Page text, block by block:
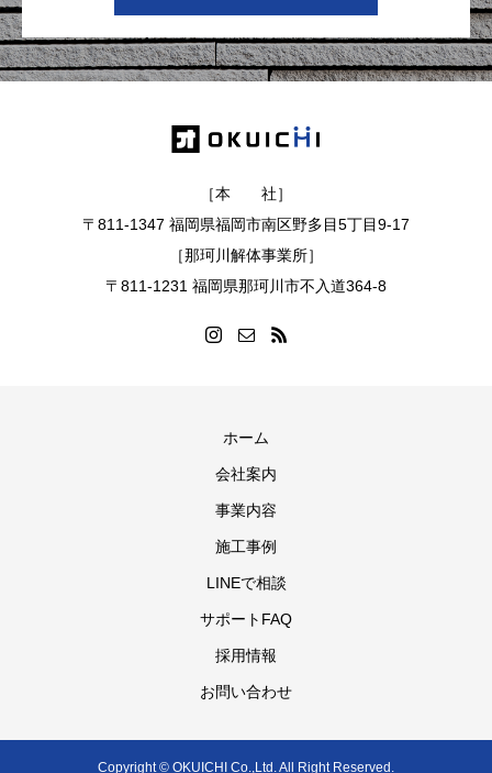
［本 社］
〒811-1347 福岡県福岡市南区野多目5丁目9-17
［那珂川解体事業所］
〒811-1231 福岡県那珂川市不入道364-8
ホーム
会社案内
事業内容
施工事例
LINEで相談
サポートFAQ
採用情報
お問い合わせ
Copyright © OKUICHI Co.,Ltd. All Right Reserved.